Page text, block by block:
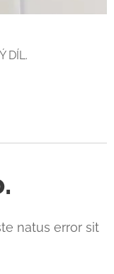
DÍL.
natus error sit